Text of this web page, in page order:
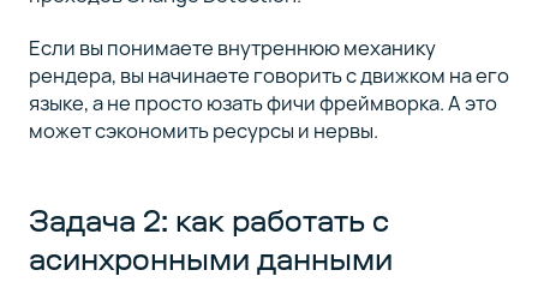
Если вы понимаете внутреннюю механику
рендера, вы начинаете говорить с движком на его
языке, а не просто юзать фичи фреймворка. А это
может сэкономить ресурсы и нервы.
Задача 2: как работать с
асинхронными данными